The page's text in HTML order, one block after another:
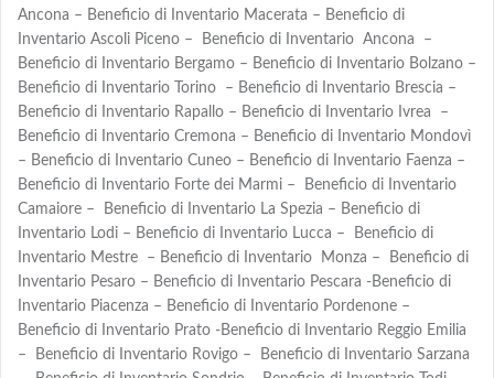
Ancona – Beneficio di Inventario Macerata – Beneficio di
Inventario Ascoli Piceno – Beneficio di Inventario Ancona –
Beneficio di Inventario Bergamo – Beneficio di Inventario Bolzano –
Beneficio di Inventario Torino – Beneficio di Inventario Brescia –
Beneficio di Inventario Rapallo – Beneficio di Inventario Ivrea –
Beneficio di Inventario Cremona – Beneficio di Inventario Mondovì
– Beneficio di Inventario Cuneo – Beneficio di Inventario Faenza –
Beneficio di Inventario Forte dei Marmi – Beneficio di Inventario
Camaiore – Beneficio di Inventario La Spezia – Beneficio di
Inventario Lodi – Beneficio di Inventario Lucca – Beneficio di
Inventario Mestre – Beneficio di Inventario Monza – Beneficio di
Inventario Pesaro – Beneficio di Inventario Pescara -Beneficio di
Inventario Piacenza – Beneficio di Inventario Pordenone –
Beneficio di Inventario Prato -Beneficio di Inventario Reggio Emilia
– Beneficio di Inventario Rovigo – Beneficio di Inventario Sarzana